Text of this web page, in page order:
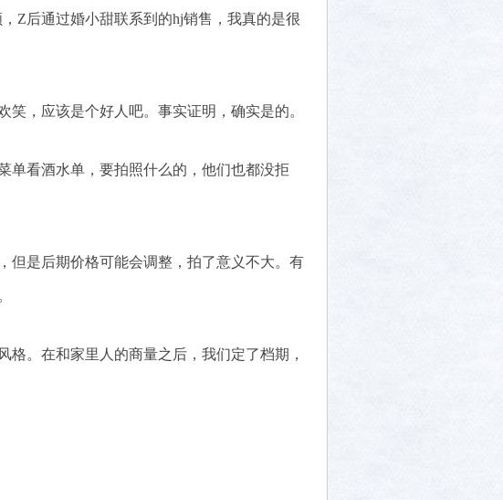
Z后通过婚小甜联系到的hj销售，我真的是很
，应该是个好人吧。事实证明，确实是的。
单看酒水单，要拍照什么的，他们也都没拒
但是后期价格可能会调整，拍了意义不大。有
。在和家里人的商量之后，我们定了档期，